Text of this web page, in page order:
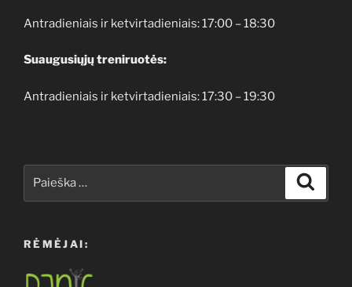
Antradieniais ir ketvirtadieniais: 17:00 – 18:30
Suaugusiųjų treniruotės:
Antradieniais ir ketvirtadieniais: 17:30 – 19:30
RĖMĖJAI: